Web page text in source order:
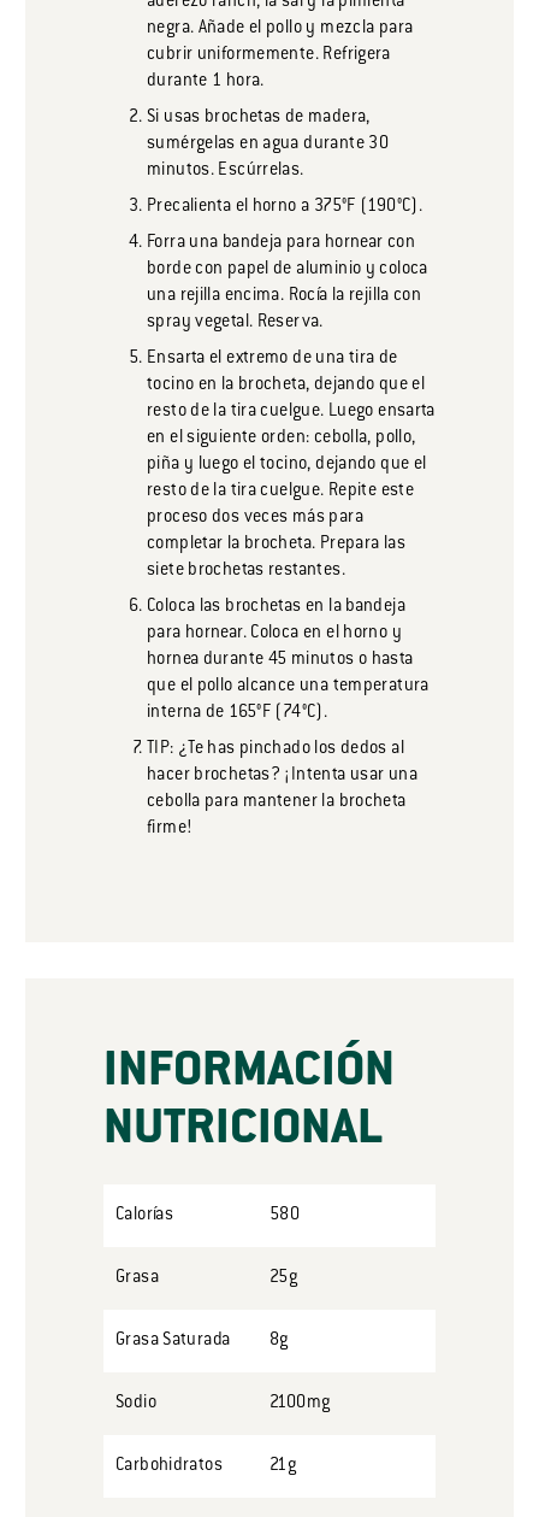
negra. Añade el pollo y mezcla para
cubrir uniformemente. Refrigera
durante 1 hora.
Si usas brochetas de madera,
sumérgelas en agua durante 30
minutos. Escúrrelas.
Precalienta el horno a 375°F (190°C).
Forra una bandeja para hornear con
borde con papel de aluminio y coloca
una rejilla encima. Rocía la rejilla con
spray vegetal. Reserva.
Ensarta el extremo de una tira de
tocino en la brocheta, dejando que el
resto de la tira cuelgue. Luego ensarta
en el siguiente orden: cebolla, pollo,
piña y luego el tocino, dejando que el
resto de la tira cuelgue. Repite este
proceso dos veces más para
completar la brocheta. Prepara las
siete brochetas restantes.
Coloca las brochetas en la bandeja
para hornear. Coloca en el horno y
hornea durante 45 minutos o hasta
que el pollo alcance una temperatura
interna de 165°F (74°C).
TIP: ¿Te has pinchado los dedos al
hacer brochetas? ¡Intenta usar una
cebolla para mantener la brocheta
firme!
INFORMACIÓN
NUTRICIONAL
Calorías 580
Grasa 25g
Grasa Saturada 8g
Sodio 2100mg
Carbohidratos 21g